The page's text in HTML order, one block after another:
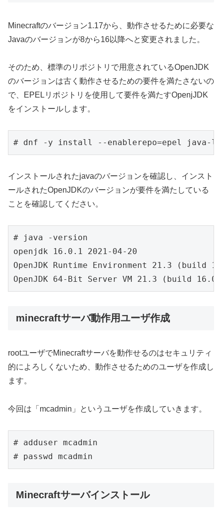
Minecraftのバージョン1.17から、動作させるために必要な
Javaのバージョンが8から16以降へと変更されました。
そのため、標準のリポジトリで用意されているOpenJDK
のバージョンは古く動作させるための要件を満たさないの
で、EPELリポジトリを使用して要件を満たすOpenjJDK
をインストールします。
インストールされたjavaのバージョンを確認し、インスト
ールされたOpenJDKのバージョンが要件を満たしている
ことを確認してください。
# java -version
openjdk 16.0.1 2021-04-20
OpenJDK Runtime Environment 21.3 (build
minecraftサーバ動作用ユーザ作成
rootユーザでMinecraftサーバを動作せるのはセキュリティ
的によろしくないため、動作させるためのユーザを作成し
ます。
今回は「mcadmin」というユーザを作成していきます。
# adduser mcadmin
Minecraftサーバインストール